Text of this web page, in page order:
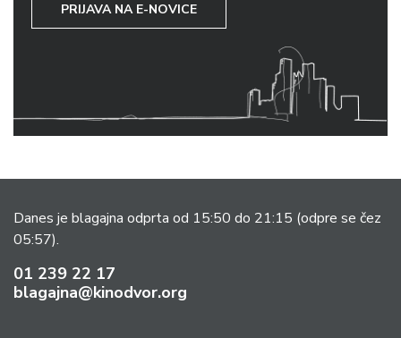
PRIJAVA NA E-NOVICE
Danes je blagajna odprta od 15:50 do 21:15 (odpre se čez
05:57).
01 239 22 17
blagajna@kinodvor.org